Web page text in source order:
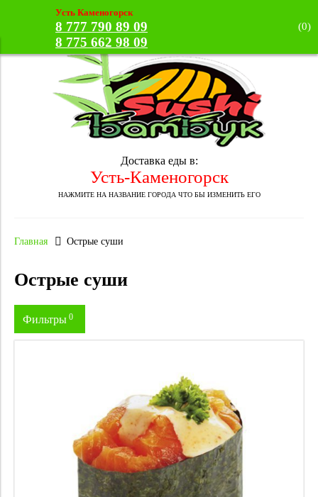
Усть Каменогорск
8 777 790 89 09
8 775 662 98 09
(0)
Доставка еды в:
Усть-Каменогорск
НАЖМИТЕ НА НАЗВАНИЕ ГОРОДА ЧТО БЫ ИЗМЕНИТЬ ЕГО
Главная Острые суши
Острые суши
Фильтры 0